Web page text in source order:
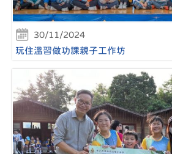
30/11/2024
玩住溫習做功課親子工作坊